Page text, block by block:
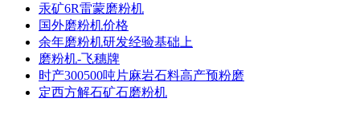
汞矿6R雷蒙磨粉机
国外磨粉机价格
余年磨粉机研发经验基础上
磨粉机-飞穗牌
时产300500吨片麻岩石料高产预粉磨
定西方解石矿石磨粉机